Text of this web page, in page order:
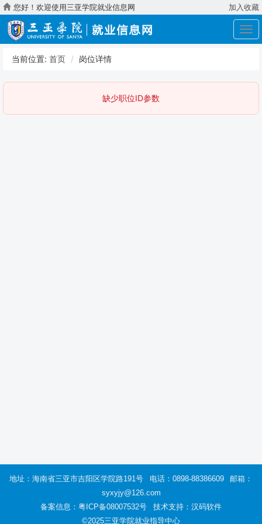
您好！欢迎使用三亚学院就业信息网 加入收藏
展
开
当前位置: 首页 岗位详情
缺少职位ID参数
地址：海南省三亚市吉阳区学院路191号 电话：0898-88386609
邮箱：
syxyjy@126.com
备案信息：粤ICP备08007532号
技术支持：汉码软件
©2025三亚学院就业指导中心